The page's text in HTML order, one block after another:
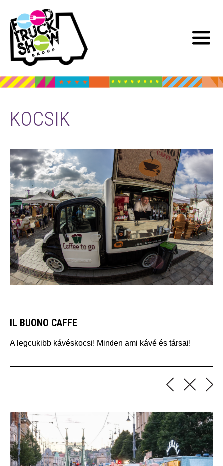
KOCSIK
IL BUONO CAFFE
A legcukibb kávéskocsi! Minden ami kávé és társai!